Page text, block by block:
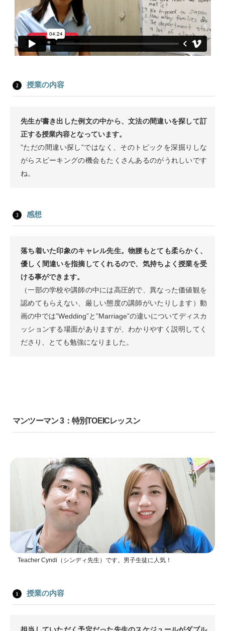
授業の内容
先生が書き出した例文の中から、文法の間違いを探して訂
正する授業内容となっています。
”ただの間違い探し”ではなく、そのトピックを深掘りしな
がらスピーキングの機会もたくさんあるのがうれしいです
ね。
感想
落ち着いた印象のキャレル先生。物腰もとても柔らかく、
優しく間違いを指摘してくれるので、気持ちよく授業を受
ける事ができます。
（一部の学校や講師の中には高圧的で、異なった価値観を
認めてもらえない、厳しい態度の講師がいたりします）動
画の中では”Wedding”と”Marriage”の違いについてディスカ
ッションする場面がありますが、わかりやすく説明してく
ださり、とても勉強になりました。
マンツーマン 3：特別TOEICレッスン
Teacher Cyndi（シンディ先生）です。男子生徒に人気！
授業の内容
担当していただく予定だった先生のスケジュールがダブル